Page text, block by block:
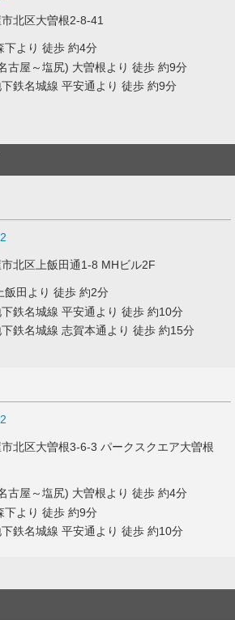
北区大曽根2-8-41
下より 徒歩 約4分
古屋～塩尻) 大曽根より 徒歩 約9分
鉄名城線 平安通より 徒歩 約9分
北区上飯田通1-8 MHビル2F
飯田より 徒歩 約2分
鉄名城線 平安通より 徒歩 約10分
鉄名城線 志賀本通より 徒歩 約15分
北区大曽根3-6-3 パークスクエア大曽根
古屋～塩尻) 大曽根より 徒歩 約4分
下より 徒歩 約9分
鉄名城線 平安通より 徒歩 約10分